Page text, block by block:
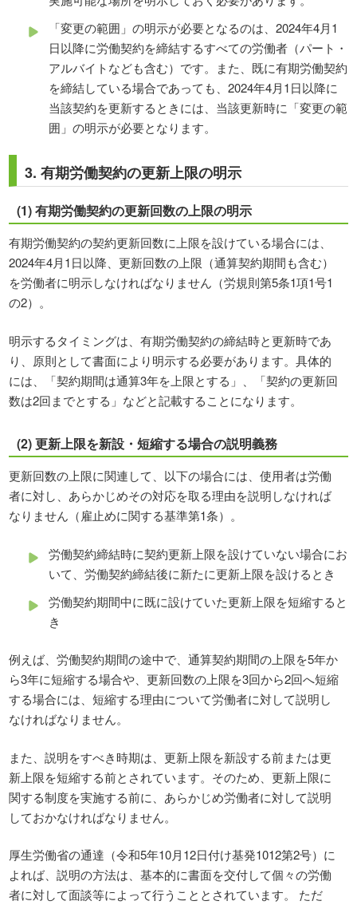
「変更の範囲」の明示が必要となるのは、2024年4月1
日以降に労働契約を締結するすべての労働者（パート・
アルバイトなども含む）です。また、既に有期労働契約
を締結している場合であっても、2024年4月1日以降に
当該契約を更新するときには、当該更新時に「変更の範
囲」の明示が必要となります。
3. 有期労働契約の更新上限の明示
(1) 有期労働契約の更新回数の上限の明示
有期労働契約の契約更新回数に上限を設けている場合には、
2024年4月1日以降、更新回数の上限（通算契約期間も含む）
を労働者に明示しなければなりません（労規則第5条1項1号1
の2）。
明示するタイミングは、有期労働契約の締結時と更新時であ
り、原則として書面により明示する必要があります。具体的
には、「契約期間は通算3年を上限とする」、「契約の更新回
数は2回までとする」などと記載することになります。
(2) 更新上限を新設・短縮する場合の説明義務
更新回数の上限に関連して、以下の場合には、使用者は労働
者に対し、あらかじめその対応を取る理由を説明しなければ
なりません（雇止めに関する基準第1条）。
労働契約締結時に契約更新上限を設けていない場合にお
いて、労働契約締結後に新たに更新上限を設けるとき
労働契約期間中に既に設けていた更新上限を短縮すると
き
例えば、労働契約期間の途中で、通算契約期間の上限を5年か
ら3年に短縮する場合や、更新回数の上限を3回から2回へ短縮
する場合には、短縮する理由について労働者に対して説明し
なければなりません。
また、説明をすべき時期は、更新上限を新設する前または更
新上限を短縮する前とされています。そのため、更新上限に
関する制度を実施する前に、あらかじめ労働者に対して説明
しておかなければなりません。
厚生労働省の通達（令和5年10月12日付け基発1012第2号）に
よれば、説明の方法は、基本的に書面を交付して個々の労働
者に対して面談等によって行うこととされています。 ただ